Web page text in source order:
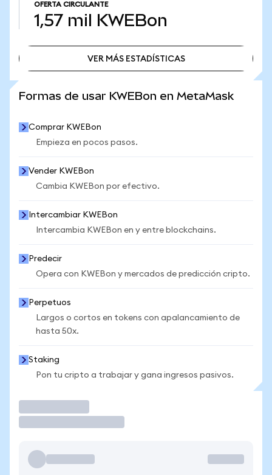
OFERTA CIRCULANTE
1,57 mil KWEBon
VER MÁS ESTADÍSTICAS
Formas de usar KWEBon en MetaMask
Comprar KWEBon
Empieza en pocos pasos.
Vender KWEBon
Cambia KWEBon por efectivo.
Intercambiar KWEBon
Intercambia KWEBon en y entre blockchains.
Predecir
Opera con KWEBon y mercados de predicción cripto.
Perpetuos
Largos o cortos en tokens con apalancamiento de
hasta 50x.
Staking
Pon tu cripto a trabajar y gana ingresos pasivos.